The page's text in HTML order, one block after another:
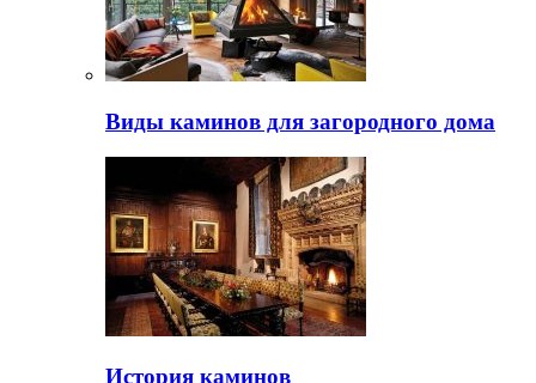
Виды каминов для загородного дома
История каминов